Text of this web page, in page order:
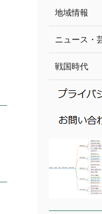
地域情報
ニュース・
戦国時代